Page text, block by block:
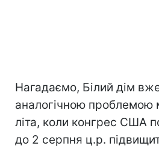
Нагадаємо, Білий дім
аналогічною проблемою
літа, коли конгрес США
до 2 серпня ц.р.